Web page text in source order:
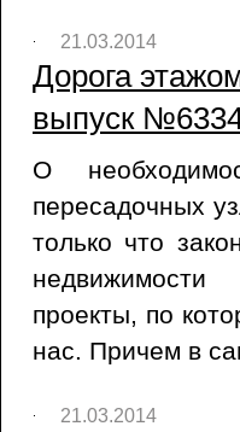
21.03.2014
Дорога
выпуск
О
пересадочных
только что
проекты, по
нас. Причем в
21.03.2014